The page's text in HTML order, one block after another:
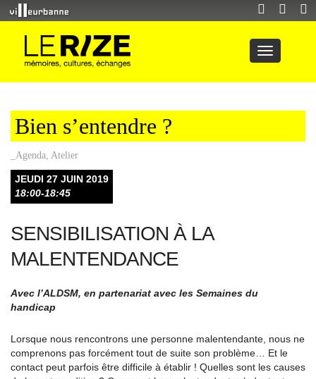
Bien s’entendre ?
_Agenda, Atelier
JEUDI 27 JUIN 2019
18:00-18:45
SENSIBILISATION À LA
MALENTENDANCE
Avec l’ALDSM, en partenariat avec les Semaines du
handicap
Lorsque nous rencontrons une personne malentendante, nous ne
comprenons pas forcément tout de suite son problème… Et le
contact peut parfois être difficile à établir ! Quelles sont les causes